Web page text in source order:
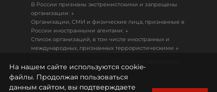
В России признаны экстремистскими и запрещены
организации: ↓
Организации, СМИ и физические лица, признанные в
России иностранными агентами: ↓
Список организаций, в том числе иностранных и
международных, признанных террористическими ↓
18+
Политика конфиденциальности
На нашем сайте используются cookie-
файлы. Продолжая пользоваться
данным сайтом, вы подтверждаете